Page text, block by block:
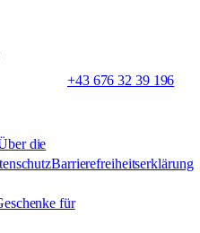
+43 676 32 39 196
die
Barrierefreiheitserklärung
für